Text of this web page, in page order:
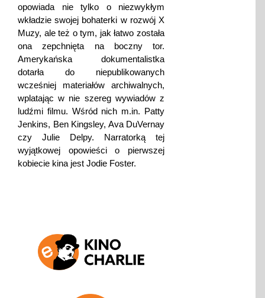
opowiada nie tylko o niezwykłym
wkładzie swojej bohaterki w rozwój X
Muzy, ale też o tym, jak łatwo została
ona zepchnięta na boczny tor.
Amerykańska dokumentalistka
dotarła do niepublikowanych
wcześniej materiałów archiwalnych,
wplatając w nie szereg wywiadów z
ludźmi filmu. Wśród nich m.in. Patty
Jenkins, Ben Kingsley, Ava DuVernay
czy Julie Delpy. Narratorką tej
wyjątkowej opowieści o pierwszej
kobiecie kina jest Jodie Foster.